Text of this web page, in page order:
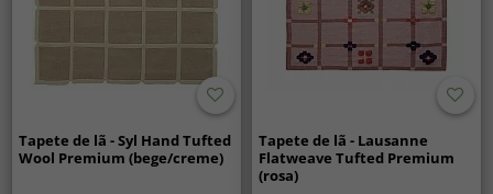
Tapete de lã - Syl Hand Tufted
Wool Premium (bege/creme)
Tapete de lã - Lausanne
Flatweave Tufted Premium
(rosa)